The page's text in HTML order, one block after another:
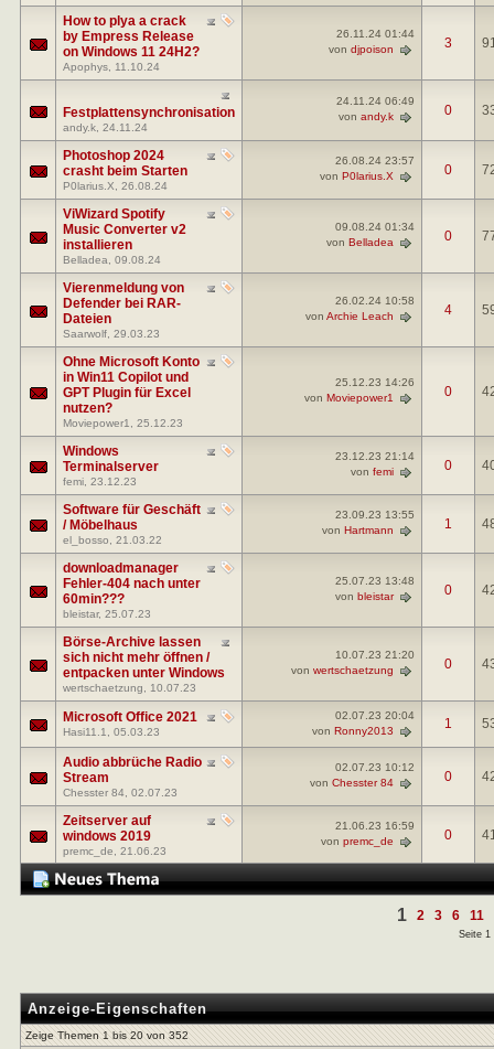
How to plya a crack
by Empress Release
on Windows 11 24H2?
Apophys , 11.10.24
26.11.24 01:44
von djpoison 3
Festplattensynchronisation
andy.k , 24.11.24
24.11.24 06:49
von andy.k 0
Photoshop 2024
crasht beim Starten
P0larius.X , 26.08.24
26.08.24 23:57
von P0larius.X 0
ViWizard Spotify
Music Converter v2
installieren
Belladea , 09.08.24
09.08.24 01:34
von Belladea 0
Vierenmeldung von
Defender bei RAR-
Dateien
Saarwolf , 29.03.23
26.02.24 10:58
von Archie Leach 4
Ohne Microsoft Konto
in Win11 Copilot und
GPT Plugin für Excel
nutzen?
Moviepower1 , 25.12.23
25.12.23 14:26
von Moviepower1 0
Windows
Terminalserver
femi , 23.12.23
23.12.23 21:14
von femi 0
Software für Geschäft
/ Möbelhaus
el_bosso , 21.03.22
23.09.23 13:55
von Hartmann 1
downloadmanager
Fehler-404 nach unter
60min???
bleistar, 25.07.23
25.07.23 13:48
von bleistar 0
Börse-Archive lassen
sich nicht mehr öffnen /
entpacken unter Windows
wertschaetzung , 10.07.23
10.07.23 21:20
von wertschaetzung 0
Microsoft Office 2021
Hasi11.1 , 05.03.23
02.07.23 20:04
von Ronny2013 1
Audio abbrüche Radio
Stream
Chesster 84 , 02.07.23
02.07.23 10:12
von Chesster 84 0
Zeitserver auf
windows 2019
premc_de , 21.06.23
21.06.23 16:59
von premc_de 0
1 2 3 6 11
Seite 1
Anzeige-Eigenschaften
Zeige Themen 1 bis 20 von 352